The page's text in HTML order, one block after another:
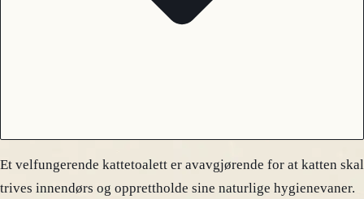
Et velfungerende kattetoalett er avavgjørende for at katten skal
trives innendørs og opprettholde sine naturlige hygienevaner.